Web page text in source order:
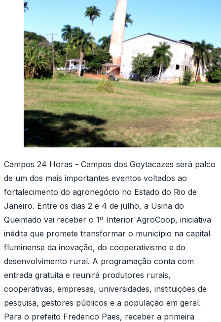
Campos 24 Horas - Campos dos Goytacazes será palco
de um dos mais importantes eventos voltados ao
fortalecimento do agronegócio no Estado do Rio de
Janeiro. Entre os dias 2 e 4 de julho, a Usina do
Queimado vai receber o 1º Interior AgroCoop, iniciativa
inédita que promete transformar o município na capital
fluminense da inovação, do cooperativismo e do
desenvolvimento rural. A programação conta com
entrada gratuita e reunirá produtores rurais,
cooperativas, empresas, universidades, instituições de
pesquisa, gestores públicos e a população em geral.
Para o prefeito Frederico Paes, receber a primeira